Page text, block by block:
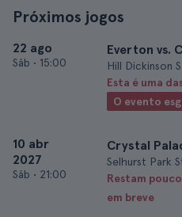
Próximos jogos
22 ago
Sáb • 15:00
Everton vs.
Hill Dickinson
Esta é uma
O evento
10 abr
2027
Sáb • 21:00
Crystal
Selhurst Park
Restam
em breve